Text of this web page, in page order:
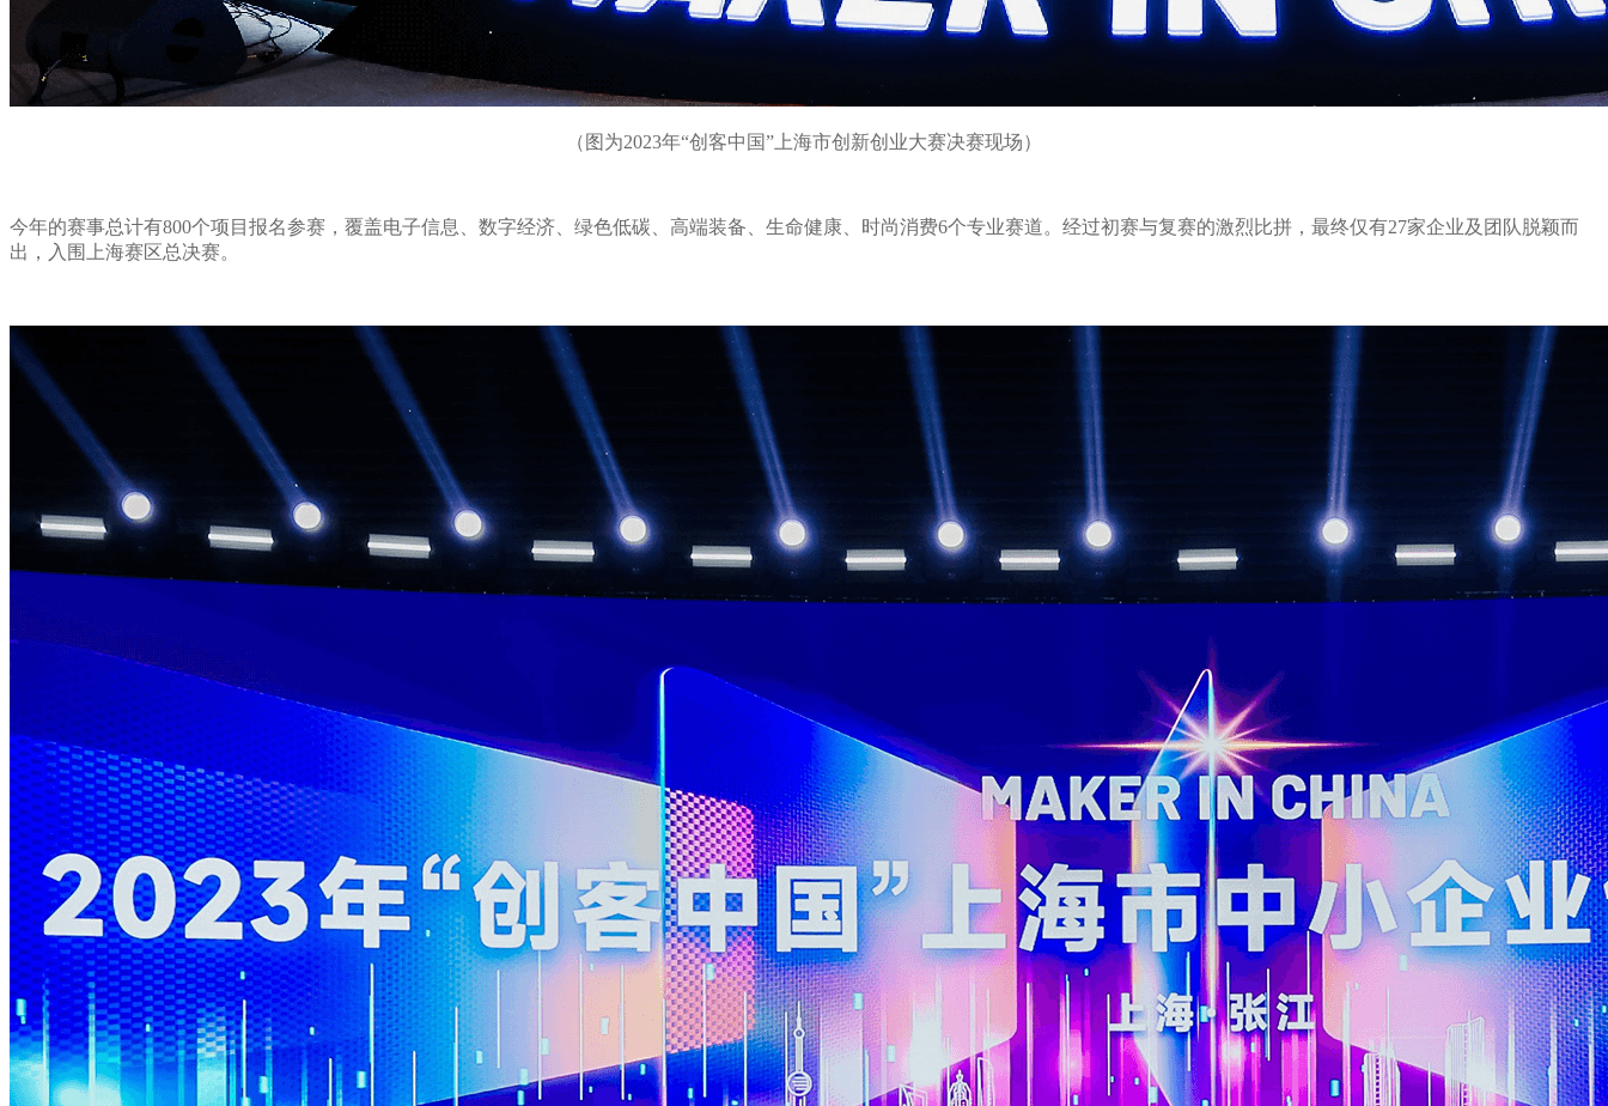
（图为2023年“创客中国”上海市创新创业大赛决赛现场）
今年的赛事总计有800个项目报名参赛，覆盖电子信息、数字经济、绿色低碳、高端装备、生命健康、时尚消费6个专业赛道。经过初赛与复赛的激烈比拼，最终仅有27家企业及团队脱颖而
出，入围上海赛区总决赛。